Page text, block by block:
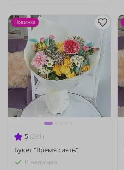
5 (281)
Букет "Время сиять"
В наличии
Новинка